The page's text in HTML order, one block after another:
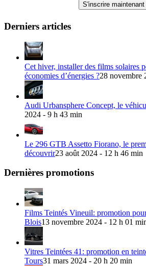
Derniers articles
Cet hiver, installer des films solaires
économies d’énergies ?28 novembre
Audi Urbansphere Concept, le
2024 - 9 h 43 min
Le 296 GTB Assetto Fiorano, le
découvrir23 août 2024 - 12 h 46 min
Dernières promotions
Films Teintés Vineuil: promotion
Blois13 novembre 2024 - 12 h 01
Vitres Teintées 41: promotion en
Tours31 mars 2024 - 20 h 20 min